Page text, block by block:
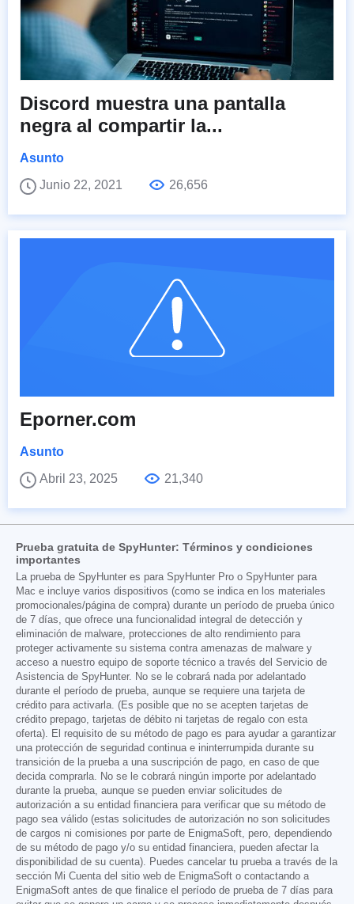
Discord muestra una pantalla
negra al compartir la...
Asunto
Junio 22, 2021
26,656
Eporner.com
Asunto
Abril 23, 2025
21,340
Prueba gratuita de SpyHunter: Términos y condiciones
importantes
La prueba de SpyHunter es para SpyHunter Pro o SpyHunter para
Mac e incluye varios dispositivos (como se indica en los materiales
promocionales/página de compra) durante un período de prueba único
de 7 días, que ofrece una funcionalidad integral de detección y
eliminación de malware, protecciones de alto rendimiento para
proteger activamente su sistema contra amenazas de malware y
acceso a nuestro equipo de soporte técnico a través del Servicio de
Asistencia de SpyHunter. No se le cobrará nada por adelantado
durante el período de prueba, aunque se requiere una tarjeta de
crédito para activarla. (Es posible que no se acepten tarjetas de
crédito prepago, tarjetas de débito ni tarjetas de regalo con esta
oferta). El requisito de su método de pago es para ayudar a garantizar
una protección de seguridad continua e ininterrumpida durante su
transición de la prueba a una suscripción de pago, en caso de que
decida comprarla. No se le cobrará ningún importe por adelantado
durante la prueba, aunque se pueden enviar solicitudes de
autorización a su entidad financiera para verificar que su método de
pago sea válido (estas solicitudes de autorización no son solicitudes
de cargos ni comisiones por parte de EnigmaSoft, pero, dependiendo
de su método de pago y/o su entidad financiera, pueden afectar la
disponibilidad de su cuenta). Puedes cancelar tu prueba a través de la
sección Mi Cuenta del sitio web de EnigmaSoft o contactando a
EnigmaSoft antes de que finalice el período de prueba de 7 días para